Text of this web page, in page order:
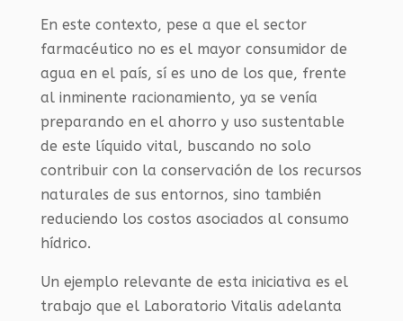
En este contexto, pese a que el sector
farmacéutico no es el mayor consumidor de
agua en el país, sí es uno de los que, frente
al inminente racionamiento, ya se venía
preparando en el ahorro y uso sustentable
de este líquido vital, buscando no solo
contribuir con la conservación de los recursos
naturales de sus entornos, sino también
reduciendo los costos asociados al consumo
hídrico.
Un ejemplo relevante de esta iniciativa es el
trabajo que el Laboratorio Vitalis adelanta